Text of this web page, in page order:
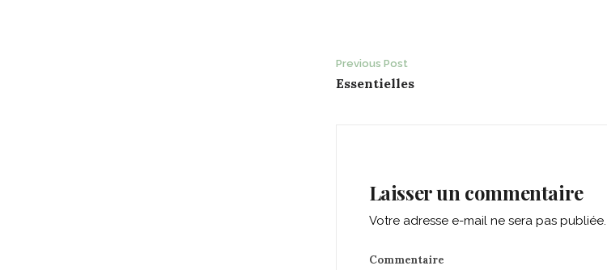
Post
Previous Post
Essentielles
Laisser un commentaire
Votre adresse e-mail ne sera pas publiée.
Commentaire